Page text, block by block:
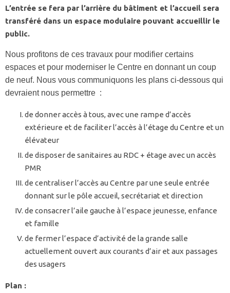
L’entrée se fera par l’arrière du bâtiment et l’accueil sera
transféré dans un espace modulaire pouvant accueillir le
public.
Nous profitons de ces travaux pour modifier certains
espaces et pour moderniser le Centre en donnant un coup
de neuf. Nous vous communiquons les plans ci-dessous qui
devraient nous permettre :
de donner accès à tous, avec une rampe d’accès
extérieure et de faciliter l’accès à l’étage du Centre et un
élévateur
de disposer de sanitaires au RDC + étage avec un accès
PMR
de centraliser l’accès au Centre par une seule entrée
donnant sur le pôle accueil, secrétariat et direction
de consacrer l’aile gauche à l’espace jeunesse, enfance
et famille
de fermer l’espace d’activité de la grande salle
actuellement ouvert aux courants d’air et aux passages
des usagers
Plan :